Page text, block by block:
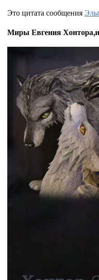
Это цитата сообщения
Миры Евгения